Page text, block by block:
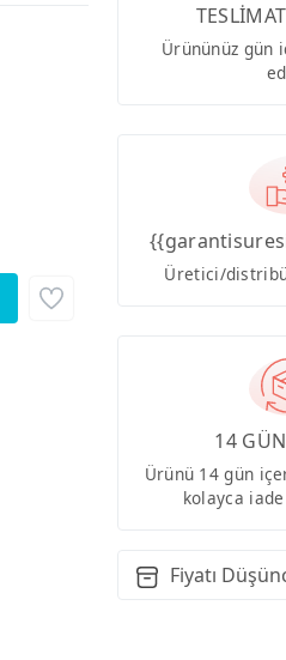
Ürününüz gün
Üretici/
14
Ürünü 14 gün
kolayca
Fiyatı